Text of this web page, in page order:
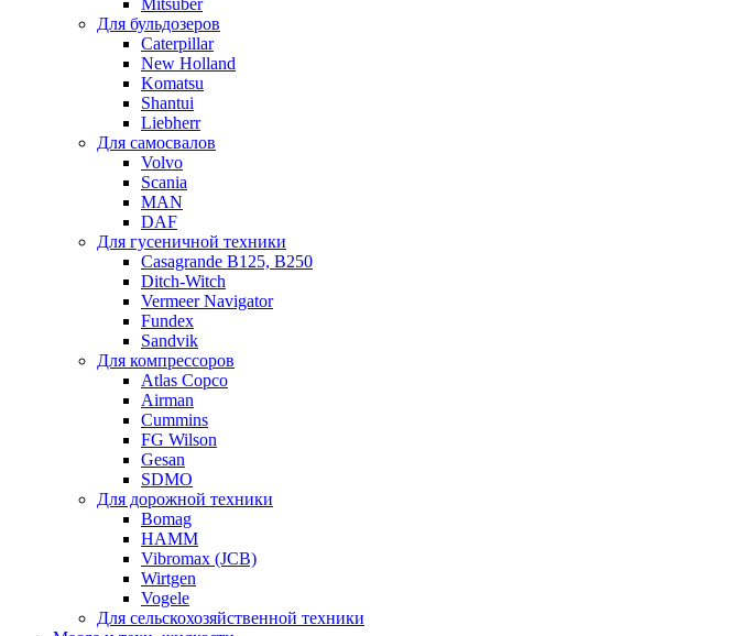
Для бульдозеров
Caterpillar
New Holland
Komatsu
Shantui
Liebherr
Для самосвалов
Volvo
Scania
MAN
DAF
Для гусеничной техники
Casagrande B125, B250
Ditch-Witch
Vermeer Navigator
Fundex
Sandvik
Для компрессоров
Atlas Copco
Airman
Cummins
FG Wilson
Gesan
SDMO
Для дорожной техники
Bomag
HAMM
Vibromax (JCB)
Wirtgen
Vogele
Для сельскохозяйственной техники